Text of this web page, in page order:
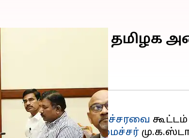
நடைபெற்ற தமிழக
தமிழகஅமைச்சரவை கூட்டம்
முதலமைச்சர்